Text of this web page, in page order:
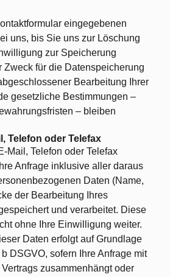
eingegebenen
uns, bis Sie uns zur Löschung
zur Speicherung
Zweck für die Datenspeicherung
Bearbeitung Ihrer
gesetzliche Bestimmungen –
– bleiben
Telefon oder Telefax
Mail, Telefon oder Telefax
Anfrage inklusive aller daraus
Daten (Name,
der Bearbeitung Ihres
und verarbeitet. Diese
ohne Ihre Einwilligung weiter.
Daten erfolgt auf Grundlage
DSGVO, sofern Ihre Anfrage mit
zusammenhängt oder